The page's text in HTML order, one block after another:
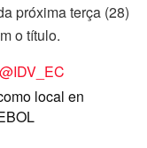
próxima terça (28)
o título.
@IDV_EC
local en